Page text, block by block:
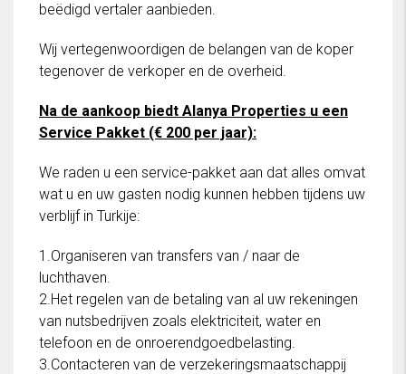
beëdigd vertaler aanbieden.
Wij vertegenwoordigen de belangen van de koper
tegenover de verkoper en de overheid.
Na de aankoop biedt Alanya Properties u een
Service Pakket (€ 200 per jaar):
We raden u een service-pakket aan dat alles omvat
wat u en uw gasten nodig kunnen hebben tijdens uw
verblijf in Turkije:
1.Organiseren van transfers van / naar de
luchthaven.
2.Het regelen van de betaling van al uw rekeningen
van nutsbedrijven zoals elektriciteit, water en
telefoon en de onroerendgoedbelasting.
3.Contacteren van de verzekeringsmaatschappij